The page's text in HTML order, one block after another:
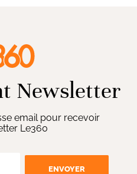
Newsletter
email pour recevoir
Le360
ENVOYER